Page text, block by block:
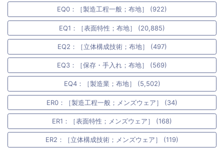
EQ0：［製造工程一般；布地］ (922)
EQ1：［表面特性；布地］ (20,885)
EQ2：［立体構成技術；布地］ (497)
EQ3：［保存・手入れ；布地］ (569)
EQ4：［製造業；布地］ (5,502)
ER0：［製造工程一般；メンズウェア］ (34)
ER1：［表面特性；メンズウェア］ (168)
ER2：［立体構成技術；メンズウェア］ (119)